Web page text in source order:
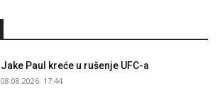
Jake Paul kreće u rušenje UFC-a
08.08.2026. 17:44